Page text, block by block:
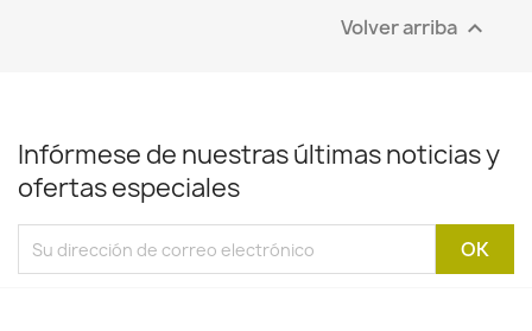
Volver arriba 
Infórmese de nuestras últimas noticias y
ofertas especiales